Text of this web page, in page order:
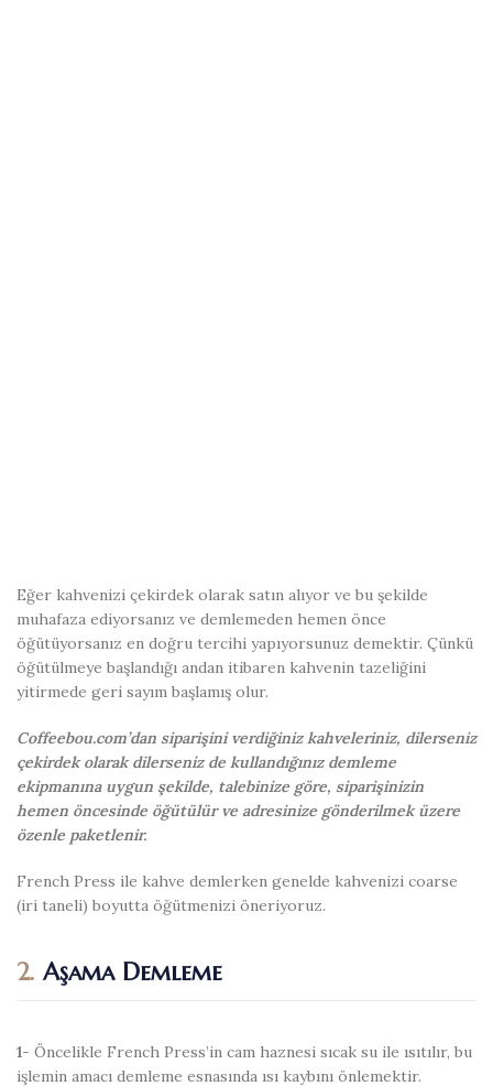
Eğer kahvenizi çekirdek olarak satın alıyor ve bu şekilde
muhafaza ediyorsanız ve demlemeden hemen önce
öğütüyorsanız en doğru tercihi yapıyorsunuz demektir. Çünkü
öğütülmeye başlandığı andan itibaren kahvenin tazeliğini
yitirmede geri sayım başlamış olur.
Coffeebou.com’dan siparişini verdiğiniz kahveleriniz, dilerseniz
çekirdek olarak dilerseniz de kullandığınız demleme
ekipmanına uygun şekilde, talebinize göre, siparişinizin
hemen öncesinde öğütülür ve adresinize gönderilmek üzere
özenle paketlenir.
French Press ile kahve demlerken genelde kahvenizi coarse
(iri taneli) boyutta öğütmenizi öneriyoruz.
2. Aşama Demleme
1- Öncelikle French Press’in cam haznesi sıcak su ile ısıtılır, bu
işlemin amacı demleme esnasında ısı kaybını önlemektir.